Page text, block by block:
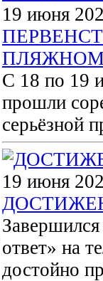
19 июня
ПЛЯЖНОМУ
С 18 по 19
прошли
серьёзной
19 июня
ответ» на
достойно